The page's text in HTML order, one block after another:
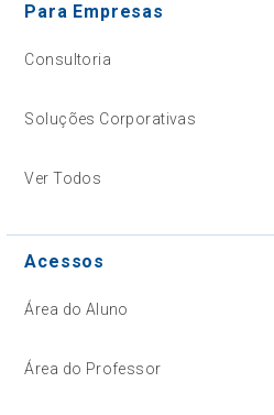
Para Empresas
Consultoria
Soluções Corporativas
Ver Todos
Acessos
Área do Aluno
Área do Professor